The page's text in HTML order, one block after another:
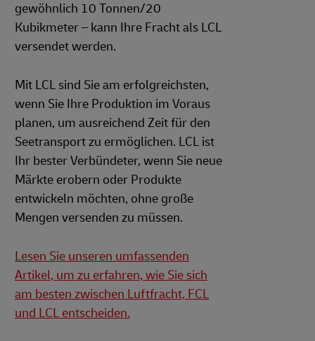
gewöhnlich 10 Tonnen/20
Kubikmeter – kann Ihre Fracht als LCL
versendet werden.
Mit LCL sind Sie am erfolgreichsten,
wenn Sie Ihre Produktion im Voraus
planen, um ausreichend Zeit für den
Seetransport zu ermöglichen. LCL ist
Ihr bester Verbündeter, wenn Sie neue
Märkte erobern oder Produkte
entwickeln möchten, ohne große
Mengen versenden zu müssen.
Lesen Sie unseren umfassenden
Artikel, um zu erfahren, wie Sie sich
am besten zwischen Luftfracht, FCL
und LCL entscheiden.